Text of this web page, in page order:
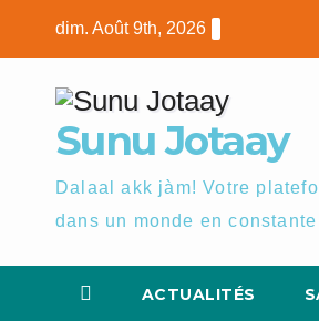
dim. Août 9th, 2026
Sunu Jotaay
Dalaal akk jàm! Votre
dans un monde en
ACTUALITÉS